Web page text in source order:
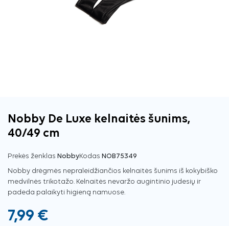
Nobby De Luxe kelnaitės šunims,
40/49 cm
Prekės ženklas NobbyKodas NOB75349
Nobby drėgmės nepraleidžiančios kelnaitės šunims iš kokybiško
medvilnės trikotažo. Kelnaitės nevaržo augintinio judesių ir
padeda palaikyti higieną namuose.
7,99 €